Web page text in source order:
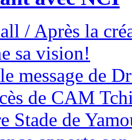
/ Après la
sa vision!
message de
de CAM
Stade de